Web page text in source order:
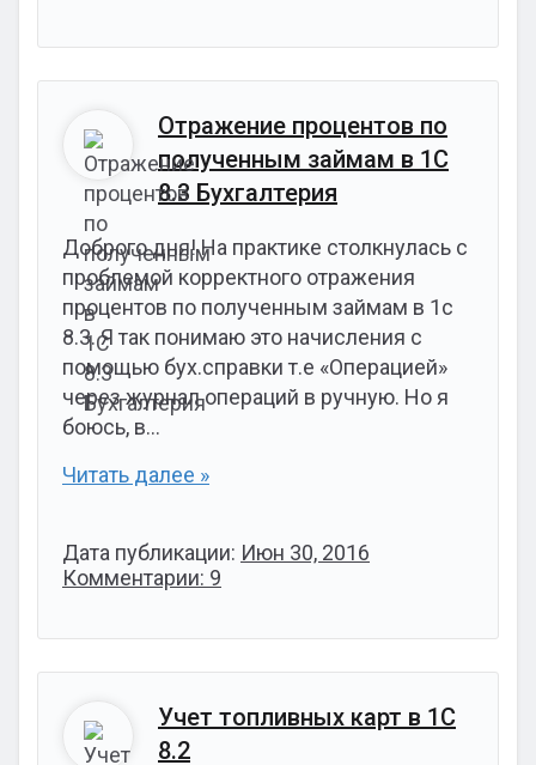
Отражение процентов по
полученным займам в 1С
8.3 Бухгалтерия
Доброго дня! На практике столкнулась с
проблемой корректного отражения
процентов по полученным займам в 1с
8.3. Я так понимаю это начисления с
помощью бух.справки т.е «Операцией»
через журнал операций в ручную. Но я
боюсь, в…
Читать далее »
Дата публикации: Июн 30, 2016
Комментарии: 9
Учет топливных карт в 1С
8.2